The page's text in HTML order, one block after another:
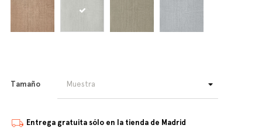
Tamaño
Entrega gratuita sólo en la tienda de Madrid